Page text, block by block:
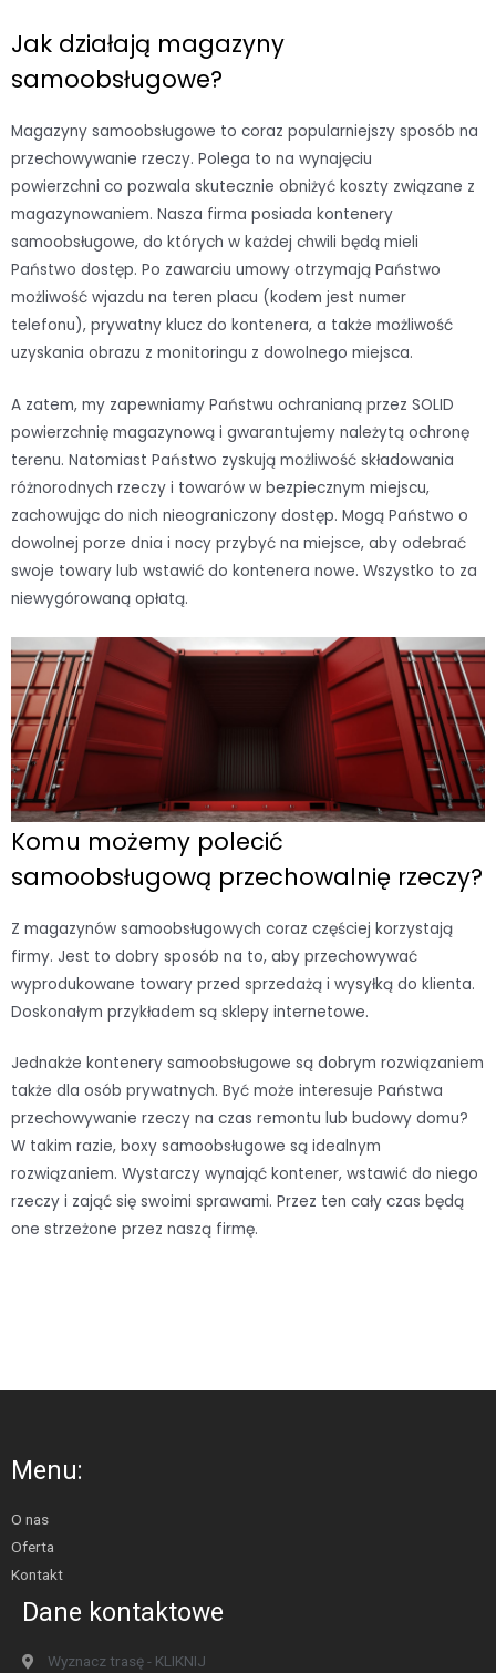
Jak działają magazyny
samoobsługowe?
Magazyny samoobsługowe to coraz popularniejszy sposób na
przechowywanie rzeczy. Polega to na wynajęciu
powierzchni co pozwala skutecznie obniżyć koszty związane z
magazynowaniem. Nasza firma posiada kontenery
samoobsługowe, do których w każdej chwili będą mieli
Państwo dostęp. Po zawarciu umowy otrzymają Państwo
możliwość wjazdu na teren placu (kodem jest numer
telefonu), prywatny klucz do kontenera, a także możliwość
uzyskania obrazu z monitoringu z dowolnego miejsca.
A zatem, my zapewniamy Państwu ochranianą przez SOLID
powierzchnię magazynową i gwarantujemy należytą ochronę
terenu. Natomiast Państwo zyskują możliwość składowania
różnorodnych rzeczy i towarów w bezpiecznym miejscu,
zachowując do nich nieograniczony dostęp. Mogą Państwo o
dowolnej porze dnia i nocy przybyć na miejsce, aby odebrać
swoje towary lub wstawić do kontenera nowe. Wszystko to za
niewygórowaną opłatą.
Komu możemy polecić
samoobsługową przechowalnię rzeczy?
Z magazynów samoobsługowych coraz częściej korzystają
firmy. Jest to dobry sposób na to, aby przechowywać
wyprodukowane towary przed sprzedażą i wysyłką do klienta.
Doskonałym przykładem są sklepy internetowe.
Jednakże kontenery samoobsługowe są dobrym rozwiązaniem
także dla osób prywatnych. Być może interesuje Państwa
przechowywanie rzeczy na czas remontu lub budowy domu?
W takim razie, boxy samoobsługowe są idealnym
rozwiązaniem. Wystarczy wynająć kontener, wstawić do niego
rzeczy i zająć się swoimi sprawami. Przez ten cały czas będą
one strzeżone przez naszą firmę.
Menu:
O nas
Oferta
Kontakt
Dane kontaktowe
Wyznacz trasę - KLIKNIJ